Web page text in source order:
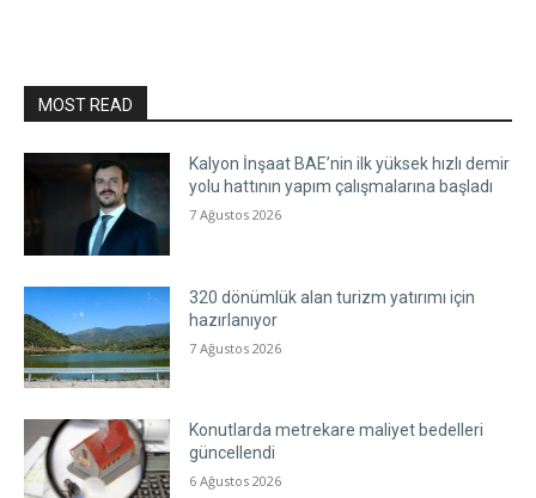
MOST READ
Kalyon İnşaat BAE’nin ilk yüksek hızlı demir
yolu hattının yapım çalışmalarına başladı
7 Ağustos 2026
320 dönümlük alan turizm yatırımı için
hazırlanıyor
7 Ağustos 2026
Konutlarda metrekare maliyet bedelleri
güncellendi
6 Ağustos 2026